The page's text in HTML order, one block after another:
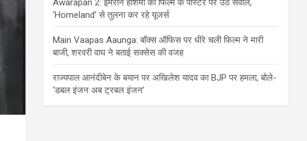
Awarapan 2: इमरान हाशमी की फिल्म के पोस्टर पर उठे सवाल,
‘Homeland’ से तुलना कर रहे यूजर्स
Main Vaapas Aaunga: बॉक्स ऑफिस पर धीरे चली फिल्म ने मारी
बाजी, शरवरी वाघ ने बताई सक्सेस की वजह
राज्यपाल आनंदीबेन के बयान पर अखिलेश यादव का BJP पर हमला, बोले-
‘डबल इंजन अब ट्रबल इंजन’